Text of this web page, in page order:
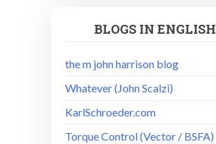
BLOGS IN ENGLISH
the m john harrison blog
Whatever (John Scalzi)
KarlSchroeder.com
Torque Control (Vector / BSFA)